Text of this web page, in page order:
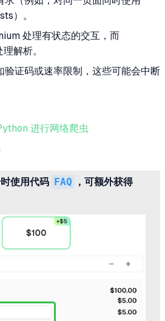
）。
处理有状态的交互，而
解析。
验证码或速率限制，这些可能会中断
进行网络爬虫
使用代码 FAQ
，可额外获得